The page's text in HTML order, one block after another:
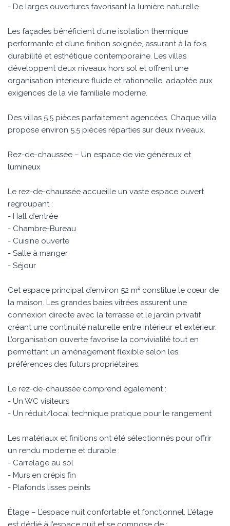
- De larges ouvertures favorisant la lumière naturelle
Les façades bénéficient d’une isolation thermique
performante et d’une finition soignée, assurant à la fois
durabilité et esthétique contemporaine. Les villas
développent deux niveaux hors sol et offrent une
organisation intérieure fluide et rationnelle, adaptée aux
exigences de la vie familiale moderne.
Des villas 5.5 pièces parfaitement agencées. Chaque villa
propose environ 5.5 pièces réparties sur deux niveaux.
Rez-de-chaussée – Un espace de vie généreux et
lumineux
Le rez-de-chaussée accueille un vaste espace ouvert
regroupant :
- Hall d’entrée
- Chambre-Bureau
- Cuisine ouverte
- Salle à manger
- Séjour
Cet espace principal d’environ 52 m² constitue le cœur de
la maison. Les grandes baies vitrées assurent une
connexion directe avec la terrasse et le jardin privatif,
créant une continuité naturelle entre intérieur et extérieur.
L’organisation ouverte favorise la convivialité tout en
permettant un aménagement flexible selon les
préférences des futurs propriétaires.
Le rez-de-chaussée comprend également :
- Un WC visiteurs
- Un réduit/local technique pratique pour le rangement
Les matériaux et finitions ont été sélectionnés pour offrir
un rendu moderne et durable :
- Carrelage au sol
- Murs en crépis fin
- Plafonds lisses peints
Étage – L’espace nuit confortable et fonctionnel. L’étage